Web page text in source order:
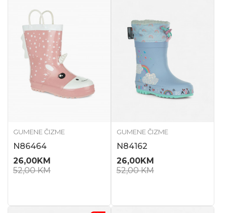
GUMENE ČIZME
N86464
26,00KM
52,00KM
GUMENE ČIZME
N84162
26,00KM
52,00KM